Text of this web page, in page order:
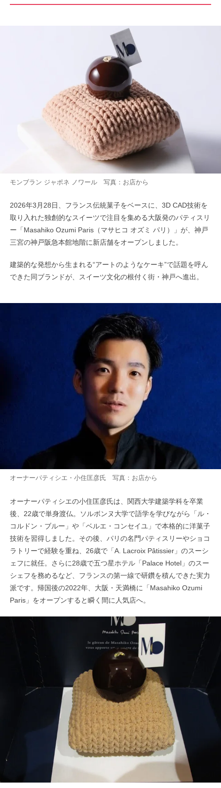
モンブラン ジャポネ ノワール 写真：お店から
2026年3月28日、フランス伝統菓子をベースに、3D CAD技術を
取り入れた独創的なスイーツで注目を集める大阪発のパティスリ
ー「Masahiko Ozumi Paris（マサヒコ オズミ パリ）」が、神戸
三宮の神戸阪急本館地階に新店舗をオープンしました。
建築的な発想から生まれる“アートのようなケーキ”で話題を呼ん
できた同ブランドが、スイーツ文化の根付く街・神戸へ進出。
オーナーパティシエ・小住匡彦氏 写真：お店から
オーナーパティシエの小住匡彦氏は、関西大学建築学科を卒業
後、22歳で単身渡仏。ソルボンヌ大学で語学を学びながら「ル・
コルドン・ブルー」や「ベルエ・コンセイユ」で本格的に洋菓子
技術を習得しました。その後、パリの名門パティスリーやショコ
ラトリーで経験を重ね、26歳で「A. Lacroix Pâtissier」のスーシ
ェフに就任。さらに28歳で五つ星ホテル「Palace Hotel」のスー
シェフを務めるなど、フランスの第一線で研鑽を積んできた実力
派です。帰国後の2022年、大阪・天満橋に「Masahiko Ozumi
Paris」をオープンすると瞬く間に人気店へ。